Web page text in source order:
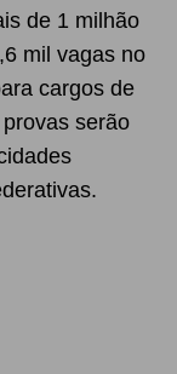
de 1 milhão
mil vagas no
cargos de
serão